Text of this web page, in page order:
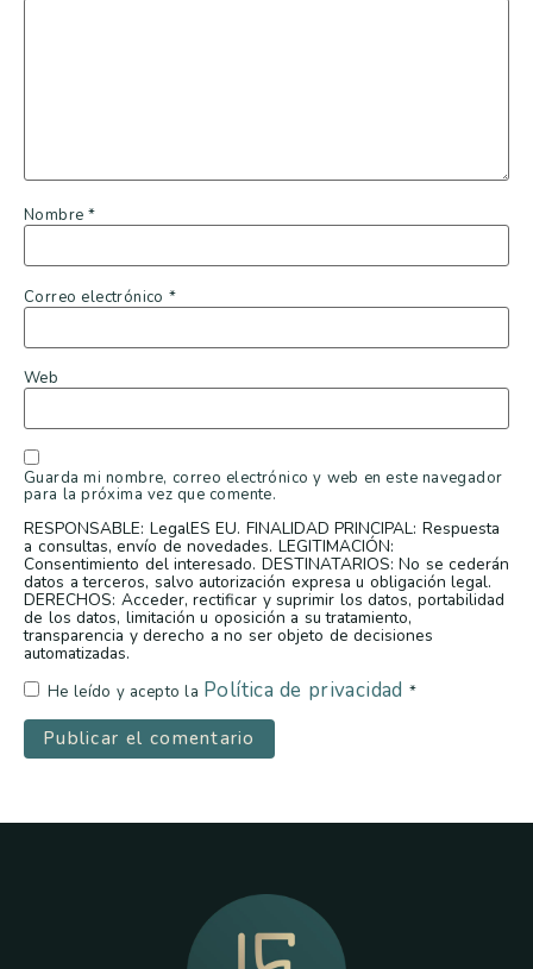
Nombre*
Correo electrónico *
Web
Guarda mi nombre, correo electrónico y web en este navegador
para la próxima vez que comente.
RESPONSABLE: LegalES EU. FINALIDAD PRINCIPAL: Respuesta
a consultas, envío de novedades. LEGITIMACIÓN:
Consentimiento del interesado. DESTINATARIOS: No se cederán
datos a terceros, salvo autorización expresa u obligación legal.
DERECHOS: Acceder, rectificar y suprimir los datos, portabilidad
de los datos, limitación u oposición a su tratamiento,
transparencia y derecho a no ser objeto de decisiones
automatizadas.
He leído y acepto la Política de privacidad *